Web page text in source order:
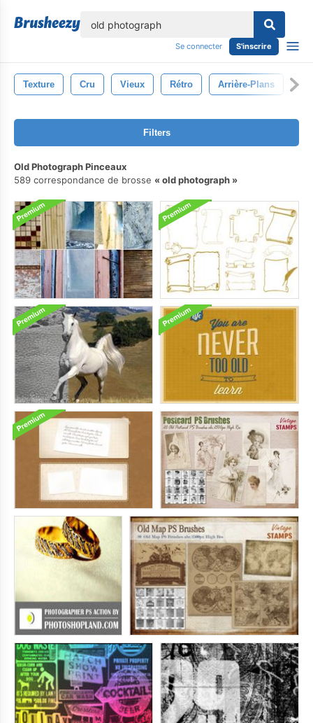
Se connecter S'inscrire
Texture Cru Vieux Rétro Arrière-Plans
Filters
Old Photograph Pinceaux
589 correspondance de brosse
old photograph